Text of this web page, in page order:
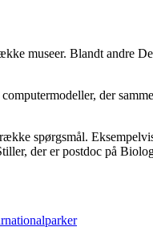
museer. Blandt andre
der
spørgsmål.
der er postdoc på